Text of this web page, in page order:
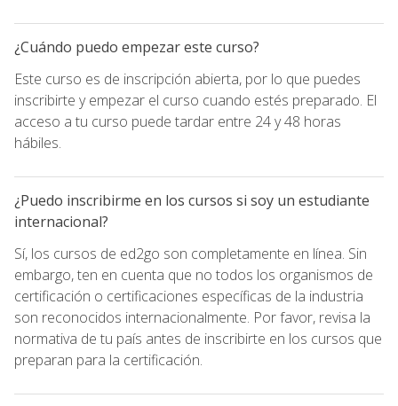
¿Cuándo puedo empezar este curso?
Este curso es de inscripción abierta, por lo que puedes
inscribirte y empezar el curso cuando estés preparado. El
acceso a tu curso puede tardar entre 24 y 48 horas
hábiles.
¿Puedo inscribirme en los cursos si soy un estudiante
internacional?
Sí, los cursos de ed2go son completamente en línea. Sin
embargo, ten en cuenta que no todos los organismos de
certificación o certificaciones específicas de la industria
son reconocidos internacionalmente. Por favor, revisa la
normativa de tu país antes de inscribirte en los cursos que
preparan para la certificación.